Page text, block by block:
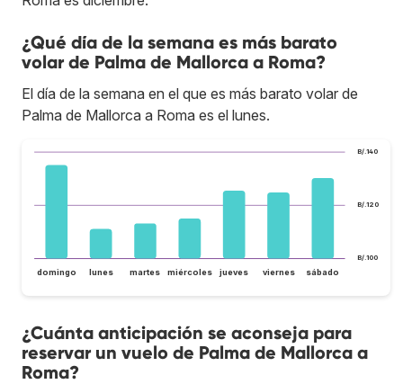
¿Qué día de la semana es más barato
volar de Palma de Mallorca a Roma?
El día de la semana en el que es más barato volar de
Palma de Mallorca a Roma es el lunes.
B/.100
B/.120
B/.140
domingo lunes martes miércoles jueves viernes sábado
¿Cuánta anticipación se aconseja para
reservar un vuelo de Palma de Mallorca a
Roma?